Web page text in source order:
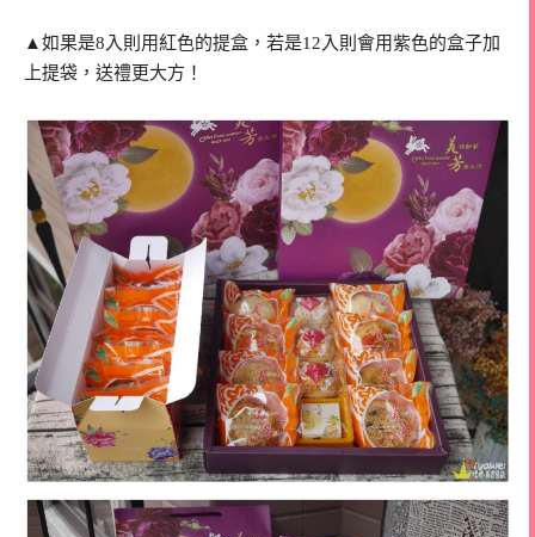
▲如果是8入則用紅色的提盒，若是12入則會用紫色的盒子加
上提袋，送禮更大方！